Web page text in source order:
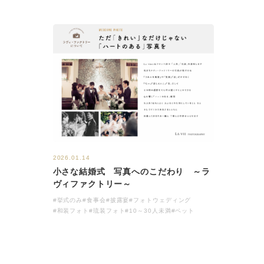
2026.01.14
小さな結婚式 写真へのこだわり ～ラ
ヴィファクトリー～
#挙式のみ#食事会#披露宴#フォトウェディング
#和装フォト#琉装フォト#10～30人未満 #ペット